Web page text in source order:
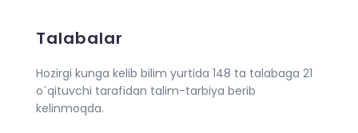
Talabalar
Hozirgi kunga kelib bilim yurtida 148 ta talabaga 21
o`qituvchi tarafidan talim-tarbiya berib
kelinmoqda.